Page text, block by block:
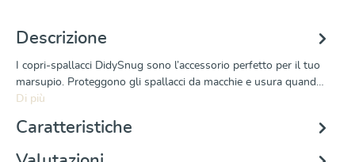
Descrizione
I copri-spallacci DidySnug sono l’accessorio perfetto per il tuo
marsupio. Proteggono gli spallacci da macchie e usura quand…
Di più
Caratteristiche